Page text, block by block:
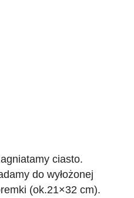
ciasto.
do wyłożonej
(ok.21×32 cm).